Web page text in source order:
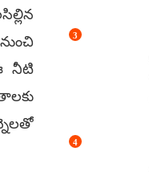
నీటి
3
4